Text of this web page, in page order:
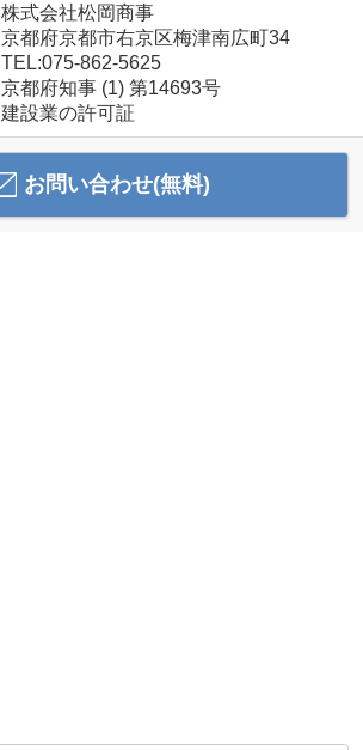
株式会社松岡商事
京都府京都市右京区梅津南広町34
TEL:075-862-5625
京都府知事 (1) 第14693号
建設業の許可証
お問い合わせ(無料)